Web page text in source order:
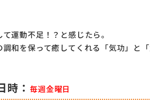
運動不足！？と感じたら。
和を保って癒してくれる「気功」と
： 毎週金曜日